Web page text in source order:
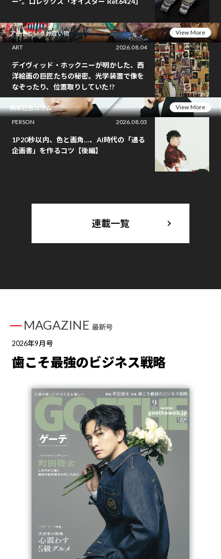
アートというお買い物
View More
ART
2026.08.04
デイヴィッド・ホックニーが明かした、西
洋絵画の巨匠たちの秘密。光学装置で像を
なぞったり、位置取りしていた!?
桝本壮志コラム
View More
PERSON
2026.08.03
1P20秒以内、色と画角…、AI時代の「通る
企画書」を作るコツ【後編】
連載一覧
MAGAZINE 最新号
2026年9月号
歯こそ最強のビジネス戦略